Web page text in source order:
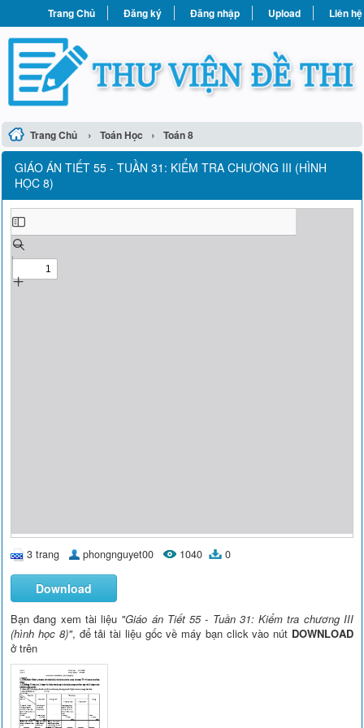
Trang Chủ Đăng ký Đăng nhập Upload Liên hệ
Trang Chủ › Toán Học › Toán 8
GIÁO ÁN TIẾT 55 - TUẦN 31: KIỂM TRA CHƯƠNG III (HÌNH
HỌC 8)
3 trang phongnguyet00 1040 0
Download
Bạn đang xem tài liệu "Giáo án Tiết 55 - Tuần 31: Kiểm tra chương III
(hình học 8)", để tải tài liệu gốc về máy bạn click vào nút DOWNLOAD
ở trên